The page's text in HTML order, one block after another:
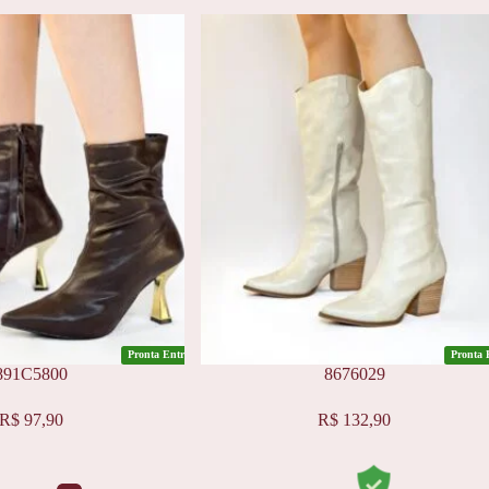
Pronta Entrega
R$ 97,90
Pronta
8676029
R$ 132,90